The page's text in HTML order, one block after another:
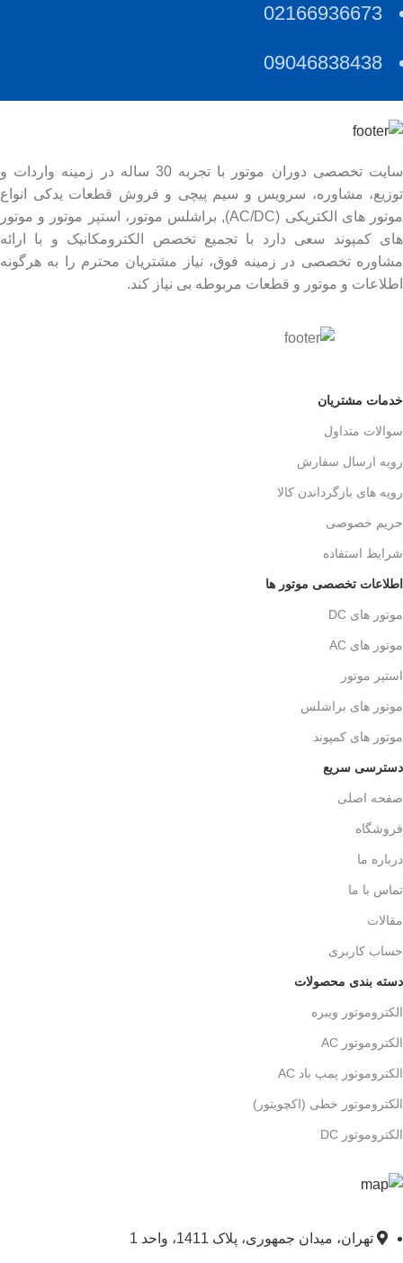
02166936673
09046838438
سایت تخصصی دوران موتور با تجربه 30 ساله در زمینه واردات و
توزیع، مشاوره، سرویس و سیم پیچی و فروش قطعات یدکی انواع
موتور های الکتریکی (AC/DC), براشلس موتور، استپر موتور و موتور
های کمپوند سعی دارد با تجمیع تخصص الکترومکانیک و با ارائه
مشاوره تخصصی در زمینه فوق، نیاز مشتریان محترم را به هرگونه
اطلاعات و موتور و قطعات مربوطه بی نیاز کند.
خدمات مشتریان
سوالات متداول
رویه ارسال سفارش
رویه های بازگرداندن کالا
حریم خصوصی
شرایط استفاده
اطلاعات تخصصی موتور ها
موتور های DC
موتور های AC
استپر موتور
موتور های براشلس
موتور های کمپوند
دسترسی سریع
صفحه اصلی
فروشگاه
درباره ما
تماس با ما
مقالات
حساب کاربری
دسته بندی محصولات
الکتروموتور ویبره
الکتروموتور AC
الکتروموتور پمپ باد AC
الکتروموتور خطی (اکچویتور)
الکتروموتور DC
تهران، میدان جمهوری، پلاک 1411، واحد 1